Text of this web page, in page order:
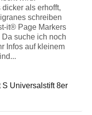
als erhofft,
schreiben
it® Page Markers
suche ich noch
Infos auf kleinem
S Universalstift 8er